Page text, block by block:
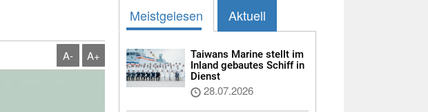
A- A+
Meistgelesen Aktuell
Taiwans Marine stellt im
Inland gebautes Schiff in
Dienst
28.07.2026